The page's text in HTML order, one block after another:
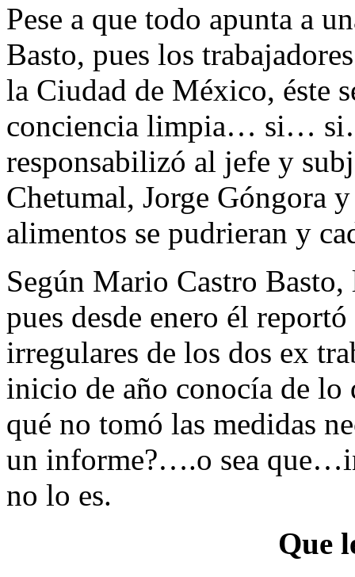
Pese a que todo apunta a
Basto, pues los
la Ciudad de México, éste
conciencia limpia… si…
responsabilizó al jefe y
Chetumal, Jorge Góngora
alimentos se pudrieran y
Según Mario Castro Basto,
pues desde enero él
irregulares de los dos ex
inicio de año conocía de lo
qué no tomó las medidas
un informe?….o sea
no lo es.
Que